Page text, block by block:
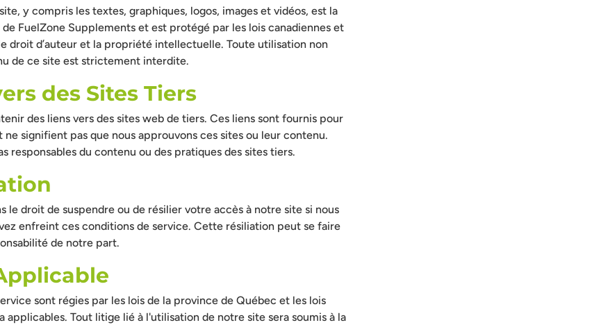
y compris les textes, graphiques, logos, images et vidéos, est la
FuelZone Supplements et est protégé par les lois canadiennes et
droit d’auteur et la propriété intellectuelle. Toute utilisation non
de ce site est strictement interdite.
des Sites Tiers
des liens vers des sites web de tiers. Ces liens sont fournis pour
signifient pas que nous approuvons ces sites ou leur contenu.
responsables du contenu ou des pratiques des sites tiers.
le droit de suspendre ou de résilier votre accès à notre site si nous
enfreint ces conditions de service. Cette résiliation peut se faire
de notre part.
sont régies par les lois de la province de Québec et les lois
applicables. Tout litige lié à l'utilisation de notre site sera soumis à la